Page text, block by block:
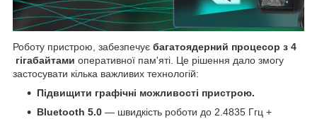
Роботу пристрою, забезпечує багатоядерний процесор з 4
гігабайтами оперативної пам'яті. Це рішення дало змогу
застосувати кілька важливих технологій:
Підвищити графічні можливості пристрою.
Bluetooth 5.0 — швидкість роботи до 2.4835 Ггц +